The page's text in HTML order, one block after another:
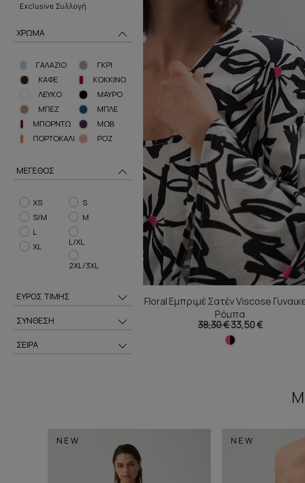
Exclusive Συλλογή
ΧΡΩΜΑ
ΓΑΛΑΖΙΟ
ΚΑΦΕ
ΛΕΥΚΟ
ΜΠΕΖ
ΜΠΟΡΝΤΩ
ΠΟΡΤΟΚΑΛΙ
ΓΚΡΙ
ΚΟΚΚΙΝΟ
ΜΑΥΡΟ
ΜΠΛΕ
ΜΩΒ
ΡΟΖ
ΜΕΓΕΘΟΣ
XS
S/M
L
XL
S
M
L/XL
2XL/3XL
ΕΥΡΟΣ ΤΙΜΗΣ
ΣΥΝΘΕΣΗ
ΣΕΙΡΑ
Floral Εμπριμέ Σατέν Viscose
Ρόμπα
38,30 €33,50 €
NEW NEW